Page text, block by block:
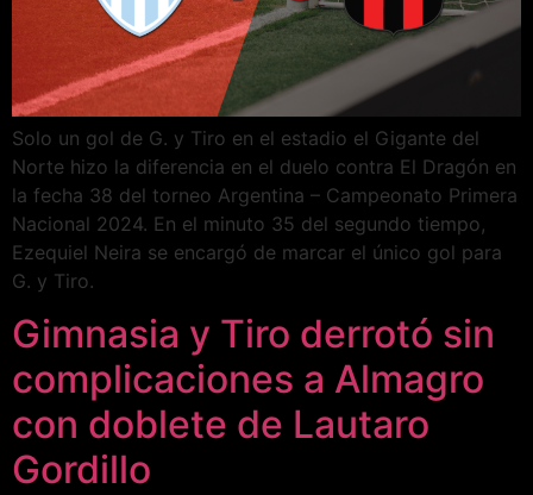
Solo un gol de G. y Tiro en el estadio el Gigante del
Norte hizo la diferencia en el duelo contra El Dragón en
la fecha 38 del torneo Argentina – Campeonato Primera
Nacional 2024. En el minuto 35 del segundo tiempo,
Ezequiel Neira se encargó de marcar el único gol para
G. y Tiro.
Gimnasia y Tiro derrotó sin
complicaciones a Almagro
con doblete de Lautaro
Gordillo